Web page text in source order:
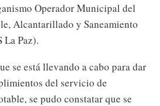
Operador Municipal del
Alcantarillado y Saneamiento
La Paz).
se está llevando a cabo para dar
del servicio de
se pudo constatar que se